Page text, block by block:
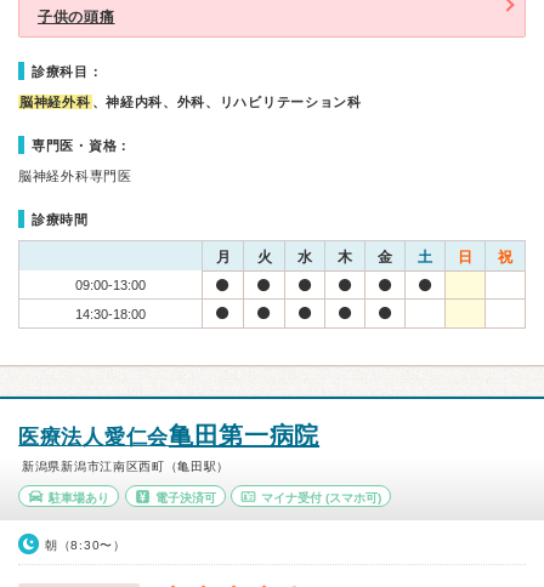
子供の頭痛
診療科目：
脳神経外科 、神経内科、外科、リハビリテーション科
専門医・資格：
脳神経外科専門医
診療時間
月 火 水 木 金 土 日 祝
09:00-13:00
14:30-18:00
医療法人愛仁会亀田第一病院
新潟県新潟市江南区西町（亀田駅）
駐車場あり 電子決済可 マイナ受付 (スマホ可)
朝（8:30〜）